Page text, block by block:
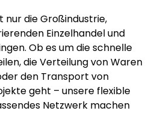
die Großindustrie,
Einzelhandel und
Ob es um die schnelle
die Verteilung von Waren
den Transport von
geht – unsere flexible
Netzwerk machen